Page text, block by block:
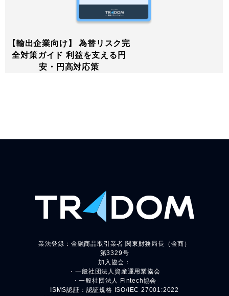
【輸出企業向け】 為替リスク完
全対策ガイド 利益を支える円
安・円高対応策
業法登録：金融商品取引業者 関東財務局長（金商）
第3329号
加入協会：
・一般社団法人資産運用業協会
・一般社団法人 Fintech協会
ISMS認証：認証規格 ISO/IEC 27001:2022